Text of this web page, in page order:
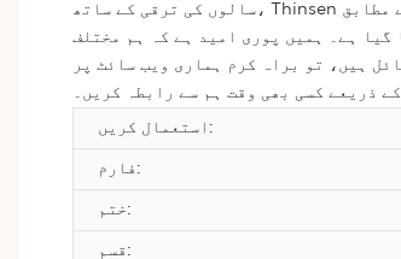
سالوں کی ترقی کے ساتھ، Thinsen اب آئی شیڈو انڈسٹری میں ایک اہم مقام پر فائز ہے۔ ہم ہمیشہ بین الاقوامی معیار کے معیارات اور معیار کے انتظام کے نظام کے ساتھ سختی کے مطابق
گیا ہے۔ ہمیں پوری امید ہے کہ ہم مختلف
ہیں، تو براہ کرم ہماری ویب سائٹ پر
ذریعے کسی بھی وقت ہم سے رابطہ کریں۔
استعمال کریں:
فارم:
ختم:
قسم: